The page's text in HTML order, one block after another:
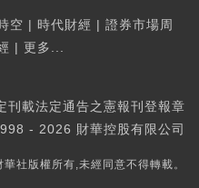
空 | 時代財經 | 證券市場周
| 更多...
刊載法定通告之憲報刊登報章
- 2026 財華控股有限公司
華社版權所有,未經同意不得轉載。